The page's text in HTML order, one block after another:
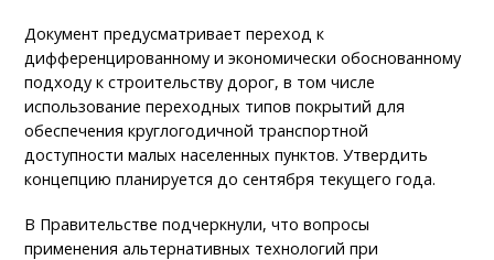
Документ предусматривает переход к
дифференцированному и экономически обоснованному
подходу к строительству дорог, в том числе
использование переходных типов покрытий для
обеспечения круглогодичной транспортной
доступности малых населенных пунктов. Утвердить
концепцию планируется до сентября текущего года.
В Правительстве подчеркнули, что вопросы
применения альтернативных технологий при